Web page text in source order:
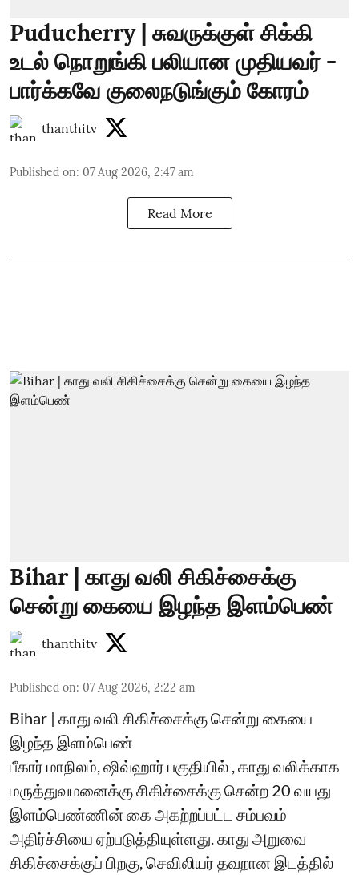
Puducherry | சுவருக்குள் சிக்கி
உடல் நொறுங்கி பலியான முதியவர் -
பார்க்கவே குலைநடுங்கும் கோரம்
thanthitv
Published on: 07 Aug 2026, 2:47 am
Read More
Bihar | காது வலி சிகிச்சைக்கு
சென்று கையை இழந்த இளம்பெண்
thanthitv
Published on: 07 Aug 2026, 2:22 am
Bihar | காது வலி சிகிச்சைக்கு சென்று கையை
இழந்த இளம்பெண்
பீகார் மாநிலம், ஷிவ்ஹார் பகுதியில் , காது வலிக்காக
மருத்துவமனைக்கு சிகிச்சைக்கு சென்ற 20 வயது
இளம்பெண்ணின் கை அகற்றப்பட்ட சம்பவம்
அதிர்ச்சியை ஏற்படுத்தியுள்ளது. காது அறுவை
சிகிச்சைக்குப் பிறகு, செவிலியர் தவறான இடத்தில்